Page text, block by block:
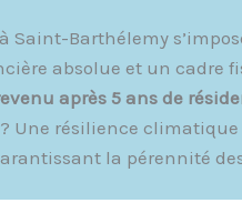
Saint-Barthélemy
absolue et un cadre
après 5 ans de
Une résilience climatique
la pérennité